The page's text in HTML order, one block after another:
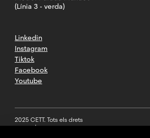
(Línia 3 - verda)
Linkedin
Instagram
Tiktok
Facebook
Youtube
2025 CETT. Tots els drets
reservats